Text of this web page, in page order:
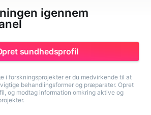
igennem
sundhedsprofil
i forskningsprojekter er du medvirkende til at
behandlingsformer og præparater. Opret
og modtag information omkring aktive og